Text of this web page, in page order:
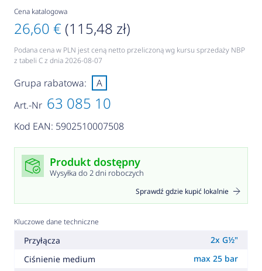
Cena katalogowa
26,60 € (115,48 zł)
Podana cena w PLN jest ceną netto przeliczoną wg kursu sprzedaży NBP
z tabeli C z dnia 2026-08-07
Art.-Nr 63 085 10
Kod EAN: 5902510007508
Grupa rabatowa: A
Produkt dostępny
Wysyłka do 2 dni roboczych
Sprawdź gdzie kupić lokalnie
Kluczowe dane techniczne
Przyłącza
2x G½"
Ciśnienie medium
max 25 bar